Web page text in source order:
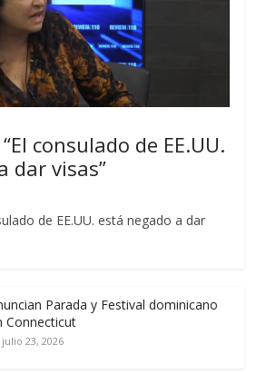
consulado de EE.UU.
dar visas”
de EE.UU. está negado a dar
Parada y Festival dominicano
Connecticut
julio 23, 2026